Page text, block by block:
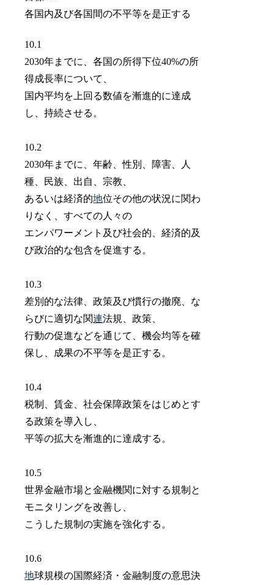
各国内及び各国間の不平等を是正する
10.1
2030年までに、各国の所得下位40%の所
得成長率について、
国内平均を上回る数値を漸進的に達成
し、持続させる。
10.2
2030年までに、年齢、性別、障害、人
種、民族、出自、宗教、
あるいは経済的地位その他の状況に関わ
りなく、すべての人々の
エンパワーメント及び社会的、経済的及
び政治的な包含を促進する。
10.3
差別的な法律、政策及び慣行の撤廃、な
らびに適切な関連法規、政策、
行動の促進などを通じて、機会均等を確
保し、成果の不平等を是正する。
10.4
税制、賃金、社会保障政策をはじめとす
る政策を導入し、
平等の拡大を漸進的に達成する。
10.5
世界金融市場と金融機関に対する規制と
モニタリングを改善し、
こうした規制の実施を強化する。
10.6
地球規模の国際経済・金融制度の意思決